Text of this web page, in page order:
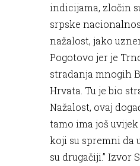
indicijama, zločin
srpske
nažalost, jako
Pogotovo jer je
stradanja mnogih
Hrvata. Tu je bio
Nažalost, ovaj
tamo ima još
koji su spremni da
su drugačiji.” Izvor